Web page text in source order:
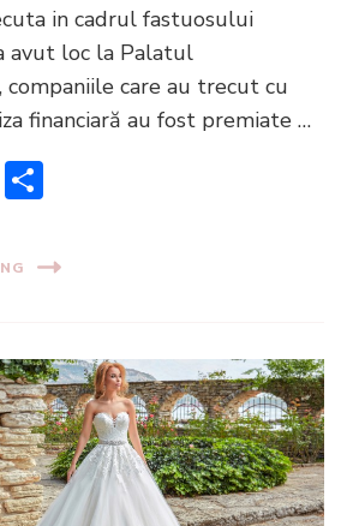
in cadrul fastuosului
avut loc la Palatul
care au trecut cu
financiară au fost premiate …
Twitter